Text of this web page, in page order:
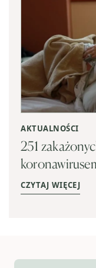
AKTUALNOŚCI
251
CZYTAJ WIĘCEJ